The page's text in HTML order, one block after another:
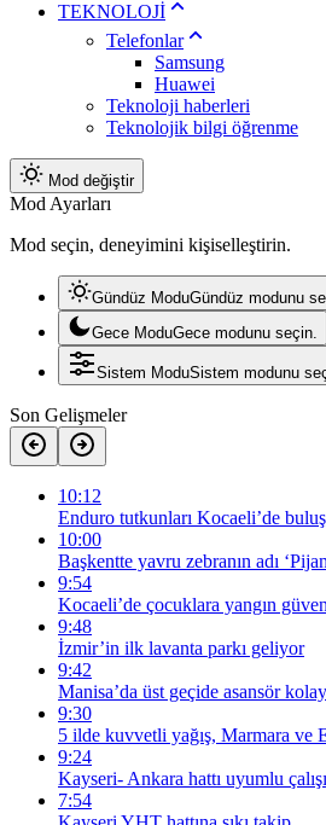
TEKNOLOJİ
Telefonlar
Samsung
Huawei
Teknoloji haberleri
Teknolojik bilgi öğrenme
Mod değiştir
Mod Ayarları
Mod seçin, deneyimini kişiselleştirin.
Gündüz ModuGündüz modunu
Gece ModuGece modunu seçin.
Sistem ModuSistem modunu
Son Gelişmeler
10:12
Enduro tutkunları Kocaeli’de
10:00
Başkentte yavru zebranın adı
9:54
Kocaeli’de çocuklara yangın
9:48
İzmir’in ilk lavanta parkı geliyor
9:42
Manisa’da üst geçide asansör
9:30
5 ilde kuvvetli yağış, Marmara ve
9:24
Kayseri- Ankara hattı uyumlu
7:54